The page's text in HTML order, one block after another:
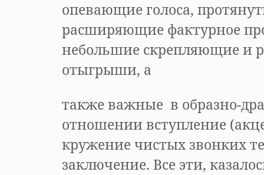
опевающие голоса,
расширяющие фактурное
небольшие скрепляющие и
отыгрыши, а
также важные в образно-
отношении вступление
кружение чистых звонких
заключение. Все эти,